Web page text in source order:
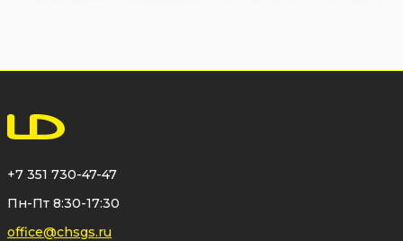
+7 351 730-47-47
Пн-Пт 8:30-17:30
office@chsgs.ru